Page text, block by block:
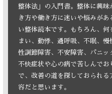
整体法」の入門書。整体に興
き方や働き方に迷いや悩みが
い整体読本です。もちろん、
まい、動悸、過呼吸、不眠、
性調節障害、不安障害、パニ
不快症状や心の病で苦しんで
で、改善の道を探しておられ
容だと思います。